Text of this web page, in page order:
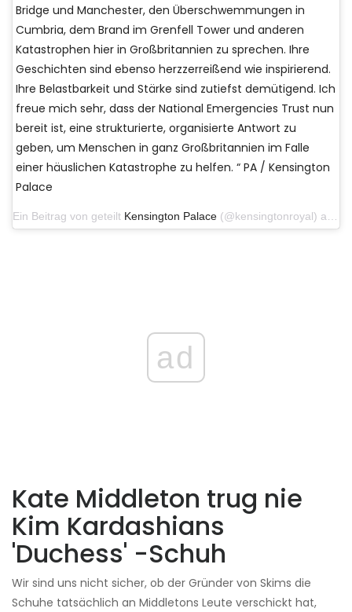
Bridge und Manchester, den Überschwemmungen in
Cumbria, dem Brand im Grenfell Tower und anderen
Katastrophen hier in Großbritannien zu sprechen. Ihre
Geschichten sind ebenso herzzerreißend wie inspirierend.
Ihre Belastbarkeit und Stärke sind zutiefst demütigend. Ich
freue mich sehr, dass der National Emergencies Trust nun
bereit ist, eine strukturierte, organisierte Antwort zu
geben, um Menschen in ganz Großbritannien im Falle
einer häuslichen Katastrophe zu helfen. “ PA / Kensington
Palace
Ein Beitrag von geteilt Kensington Palace (@kensingtonroyal) am 7. November 2019 um 8:41 Uhr PST
ad
Kate Middleton trug nie
Kim Kardashians
'Duchess' -Schuh
Wir sind uns nicht sicher, ob der Gründer von Skims die
Schuhe tatsächlich an Middletons Leute verschickt hat,